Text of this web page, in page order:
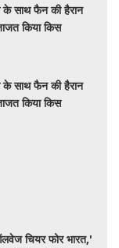
के साथ फैन की हैरान
किया किस
के साथ फैन की हैरान
किया किस
चियर फोर भारत,'